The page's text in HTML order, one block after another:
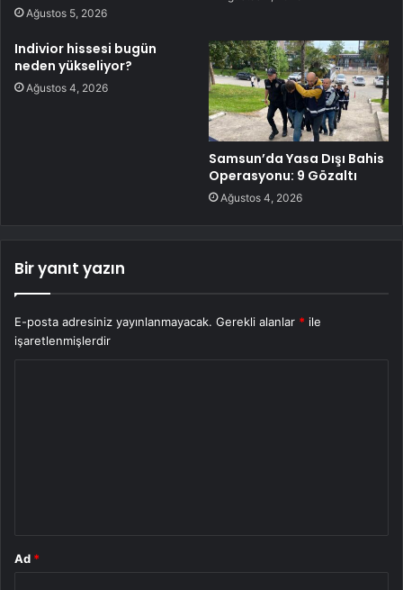
Ağustos 5, 2026
Indivior hissesi bugün
neden yükseliyor?
Ağustos 4, 2026
Samsun’da Yasa Dışı Bahis
Operasyonu: 9 Gözaltı
Ağustos 4, 2026
Bir yanıt yazın
E-posta adresiniz yayınlanmayacak. Gerekli alanlar * ile
işaretlenmişlerdir
Ad *